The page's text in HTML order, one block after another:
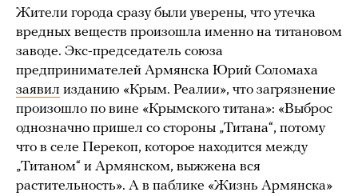
Жители города сразу были уверены, что утечка
вредных веществ произошла именно на титановом
заводе. Экс-председатель союза
предпринимателей Армянска Юрий Соломаха
заявил изданию «Крым. Реалии», что загрязнение
произошло по вине «Крымского титана»: «Выброс
однозначно пришел со стороны „Титана“, потому
что в селе Перекоп, которое находится между
„Титаном“ и Армянском, выжжена вся
растительность». А в паблике «Жизнь Армянска»